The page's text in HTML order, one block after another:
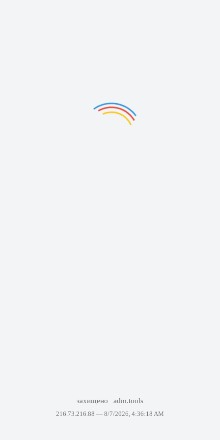
захищено adm.tools
216.73.216.88 — 8/7/2026, 4:36:18 AM